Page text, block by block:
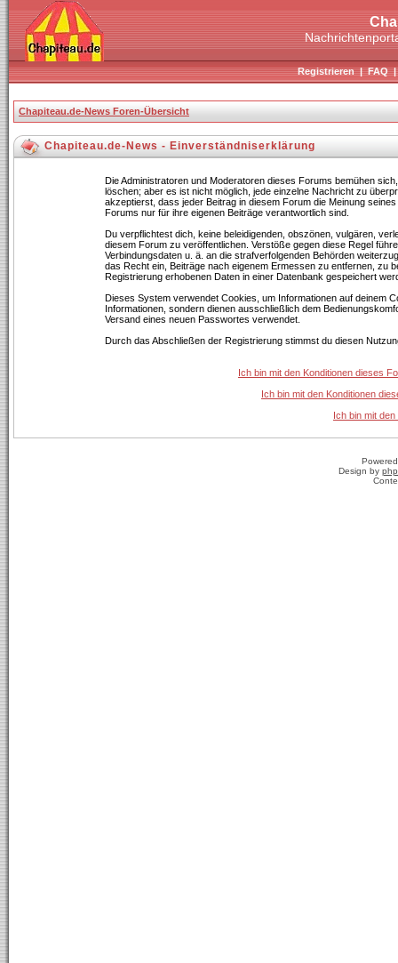
Registrieren|FAQ
Chapiteau.de-News Foren-Übersicht
Chapiteau.de-News - Einverständniserklärung
Die Administratoren und Moderatoren dieses Forums bemühen
löschen; aber es ist nicht möglich, jede einzelne Nachricht zu
akzeptierst, dass jeder Beitrag in diesem Forum die Meinung
Forums nur für ihre eigenen Beiträge verantwortlich sind.
Du verpflichtest dich, keine beleidigenden, obszönen, vulgären,
diesem Forum zu veröffentlichen. Verstöße gegen diese Regel
Verbindungsdaten u. ä. an die strafverfolgenden Behörden
das Recht ein, Beiträge nach eigenem Ermessen zu entfernen, zu
Registrierung erhobenen Daten in einer Datenbank gespeichert
Dieses System verwendet Cookies, um Informationen auf deinem
Informationen, sondern dienen ausschließlich dem
Versand eines neuen Passwortes verwendet.
Durch das Abschließen der Registrierung stimmst du diesen
Ich bin mit den Konditionen dieses
Ich bin mit den Konditionen
Ich bin mit
Design by